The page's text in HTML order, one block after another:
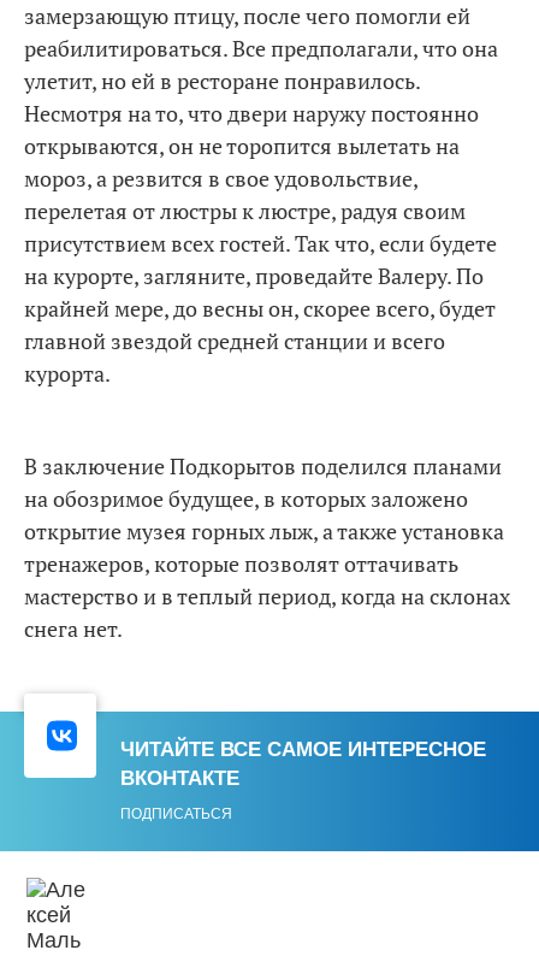
замерзающую птицу, после чего помогли ей
реабилитироваться. Все предполагали, что она
улетит, но ей в ресторане понравилось.
Несмотря на то, что двери наружу постоянно
открываются, он не торопится вылетать на
мороз, а резвится в свое удовольствие,
перелетая от люстры к люстре, радуя своим
присутствием всех гостей. Так что, если будете
на курорте, загляните, проведайте Валеру. По
крайней мере, до весны он, скорее всего, будет
главной звездой средней станции и всего
курорта.
В заключение Подкорытов поделился планами
на обозримое будущее, в которых заложено
открытие музея горных лыж, а также установка
тренажеров, которые позволят оттачивать
мастерство и в теплый период, когда на склонах
снега нет.
ЧИТАЙТЕ ВСЕ САМОЕ ИНТЕРЕСНОЕ
ВКОНТАКТЕ
ПОДПИСАТЬСЯ